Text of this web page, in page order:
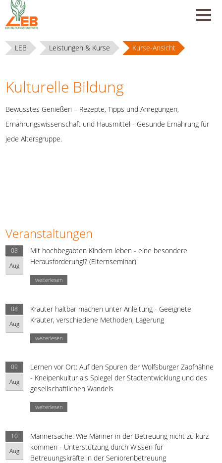
LEB Leistungen & Kurse Kurse-Ansicht
Kulturelle Bildung
Bewusstes Genießen – Rezepte, Tipps und Anregungen,
Ernährungswissenschaft und Hausmittel - Gesunde Ernährung für
jede Altersgruppe.
Veranstaltungen
08
Aug
Mit hochbegabten Kindern leben - eine besondere
Herausforderung!? (Elternseminar)
weiterlesen
08
Aug
Kräuter haltbar machen unter Anleitung - Geeignete
Kräuter, verschiedene Methoden, Lagerung
weiterlesen
09
Aug
Lernen vor Ort: Auf den Spuren der Wolfsburger Zapfhähne
- Kneipenkultur als Spiegel der Stadtentwicklung und des
gesellschaftlichen Wandels
weiterlesen
10
Aug
Männersache: Wie Männer in der Betreuung nicht zu kurz
kommen - Unterstützung durch Wissen für
Betreuungskräfte in der Seniorenbetreuung